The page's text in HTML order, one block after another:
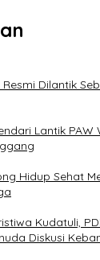
Resmi Dilantik
Lantik PAW
Hidup Sehat
Kudatuli,
Diskusi